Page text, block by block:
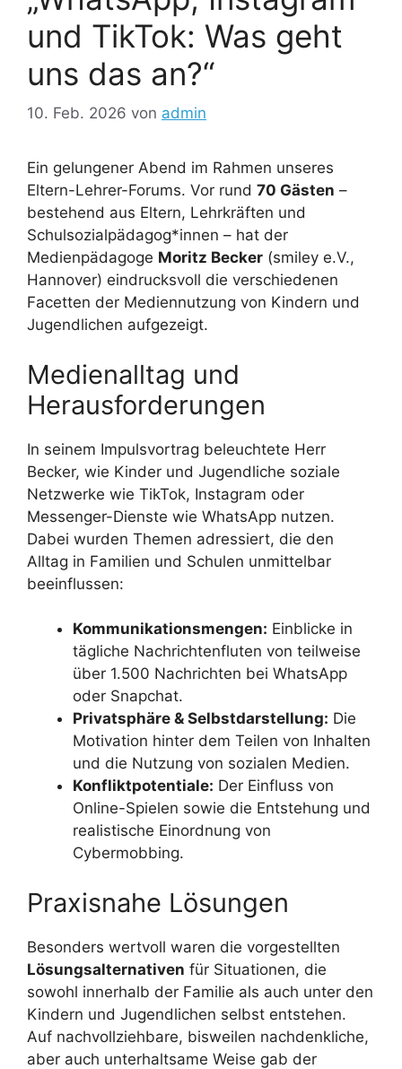
und TikTok: Was geht
uns das an?“
10. Feb. 2026 von admin
Ein gelungener Abend im Rahmen unseres
Eltern-Lehrer-Forums. Vor rund 70 Gästen –
bestehend aus Eltern, Lehrkräften und
Schulsozialpädagog*innen – hat der
Medienpädagoge Moritz Becker (smiley e.V.,
Hannover) eindrucksvoll die verschiedenen
Facetten der Mediennutzung von Kindern und
Jugendlichen aufgezeigt.
Medienalltag und
Herausforderungen
In seinem Impulsvortrag beleuchtete Herr
Becker, wie Kinder und Jugendliche soziale
Netzwerke wie TikTok, Instagram oder
Messenger-Dienste wie WhatsApp nutzen.
Dabei wurden Themen adressiert, die den
Alltag in Familien und Schulen unmittelbar
beeinflussen:
Kommunikationsmengen: Einblicke in
tägliche Nachrichtenfluten von teilweise
über 1.500 Nachrichten bei WhatsApp
oder Snapchat.
Privatsphäre & Selbstdarstellung: Die
Motivation hinter dem Teilen von Inhalten
und die Nutzung von sozialen Medien.
Konfliktpotentiale: Der Einfluss von
Online-Spielen sowie die Entstehung und
realistische Einordnung von
Cybermobbing.
Praxisnahe Lösungen
Besonders wertvoll waren die vorgestellten
Lösungsalternativen für Situationen, die
sowohl innerhalb der Familie als auch unter den
Kindern und Jugendlichen selbst entstehen.
Auf nachvollziehbare, bisweilen nachdenkliche,
aber auch unterhaltsame Weise gab der